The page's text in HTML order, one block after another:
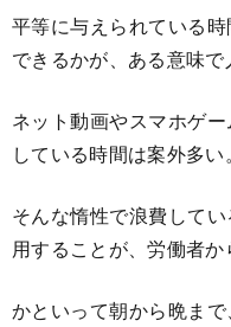
平等に与えられている
できるかが、ある意味で
ネット動画やスマホゲ
している時間は案外多い。
そんな惰性で浪費して
用することが、労働者か
かといって朝から晩ま